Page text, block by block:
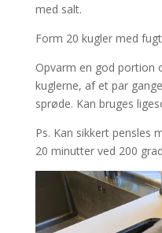
med salt.
Form 20 kugler med
Opvarm en god portion
kuglerne, af et par
sprøde. Kan bruges
Ps. Kan sikkert pensles
20 minutter ved 200